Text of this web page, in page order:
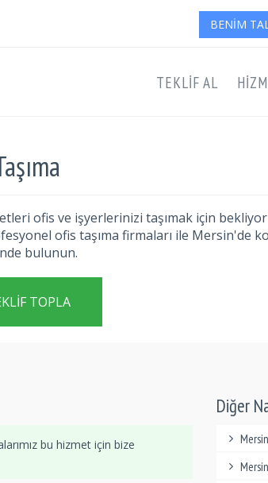
BENIM
TEKLIF AL
ofis ve işyerlerinizi taşımak için
ofis taşıma firmaları ile Mersin'de
bulunun.
TOPLA
bu hizmet için bize
Diğer